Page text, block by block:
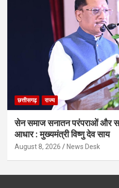
छत्तीसगढ़ राज्य
सेन समाज सनातन परंपराओं और
आधार : मुख्यमंत्री विष्णु देव साय
August 8, 2026 News Desk